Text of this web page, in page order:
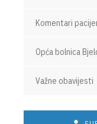
Komentari
Opća bolnica
Važne obavijesti